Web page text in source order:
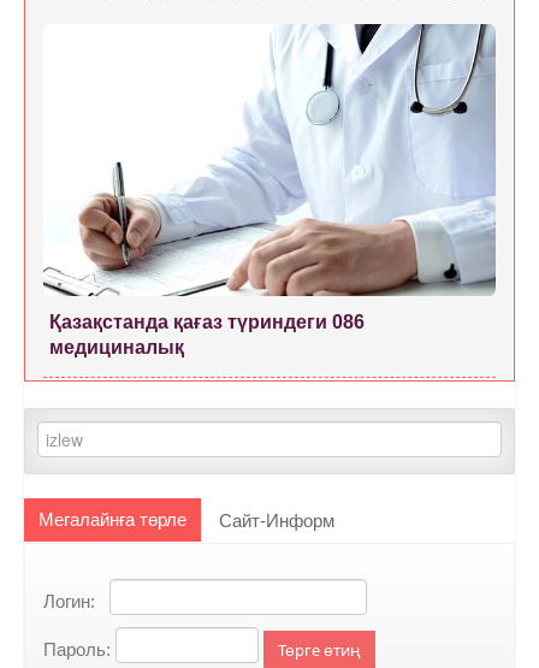
Қазақстанда қағаз түриндеги 086
медициналық
Мегалайнға төрле Сайт-Информ
Логин:
Пароль: Төрге өтиң